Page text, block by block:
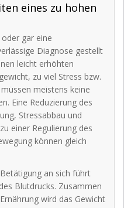
eines zu hohen
gar eine
Diagnose gestellt
leicht erhöhten
zu viel Stress bzw.
meistens keine
Eine Reduzierung des
Stressabbau und
einer Regulierung des
können gleich
an sich führt
Blutdrucks. Zusammen
wird das Gewicht